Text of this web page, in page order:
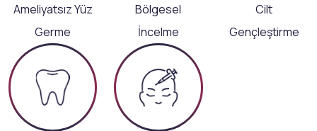
Ameliyatsız Yüz
Germe
Bölgesel
İncelme
Cilt
Gençleştirme